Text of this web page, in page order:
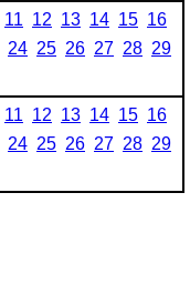
11 12 13 14 15 16
24 25 26 27 28 29
11 12 13 14 15 16
24 25 26 27 28 29